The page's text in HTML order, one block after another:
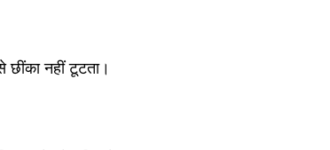
छींका नहीं टूटता।